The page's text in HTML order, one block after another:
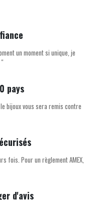
un moment si unique, je
pays
bijoux vous sera remis contre
fois. Pour un règlement AMEX,
d'avis